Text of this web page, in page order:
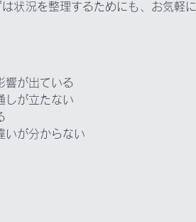
状況を整理するためにも、お気軽に
響が出ている
しが立たない
いが分からない